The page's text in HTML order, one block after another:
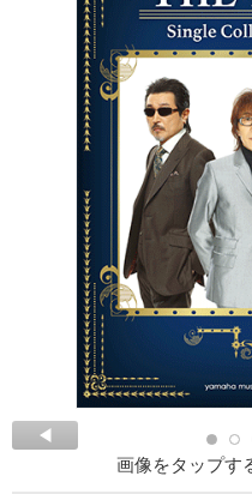
画像をタップす